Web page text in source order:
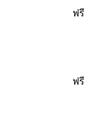
ฟรี
ฟรี